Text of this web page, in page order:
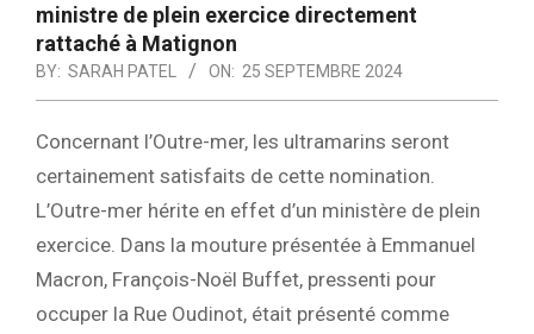
ministre de plein exercice directement
rattaché à Matignon
BY: SARAH PATEL ON: 25 SEPTEMBRE 2024
Concernant l’Outre-mer, les ultramarins seront
certainement satisfaits de cette nomination.
L’Outre-mer hérite en effet d’un ministère de plein
exercice. Dans la mouture présentée à Emmanuel
Macron, François-Noël Buffet, pressenti pour
occuper la Rue Oudinot, était présenté comme